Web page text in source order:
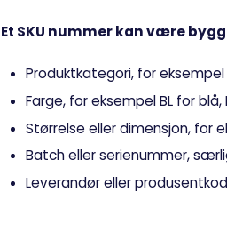
Et SKU nummer kan være
Produktkategori, for eksempel
Farge, for eksempel BL for blå,
Størrelse eller dimensjon, for
Batch eller serienummer,
Leverandør eller